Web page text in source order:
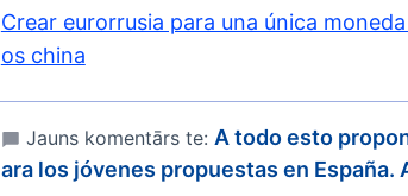
Crear eurorrusia para una única
os china
Jauns komentārs te: A todo esto
ara los jóvenes propuestas en España.